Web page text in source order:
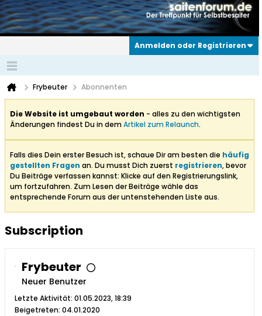
Anmelden oder Registrieren
Frybeuter Abonnenten
Die Website ist umgebaut worden - alles zu den wichtigsten
Änderungen findest Du in demArtikel zum Relaunch.
Falls dies Dein erster Besuch ist, schaue Dir am besten die häufig
gestellten Fragen an. Du musst Dich zuerst registrieren, bevor
Du Beiträge verfassen kannst: Klicke auf den Registrierungslink,
um fortzufahren. Zum Lesen der Beiträge wähle das
entsprechende Forum aus der untenstehenden Liste aus.
Subscription
Frybeuter
Neuer Benutzer
Letzte Aktivität: 01.05.2023, 18:39
Beigetreten: 04.01.2020